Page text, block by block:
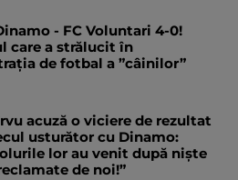
- FC Voluntari 4-0!
care a strălucit în
de fotbal a ”câinilor”
acuză o viciere de rezultat
usturător cu Dinamo:
lor au venit după niște
de noi!”